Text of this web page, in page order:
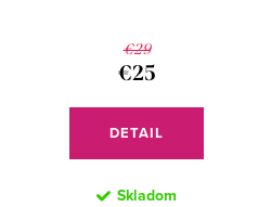
€29
€25
DETAIL
Skladom